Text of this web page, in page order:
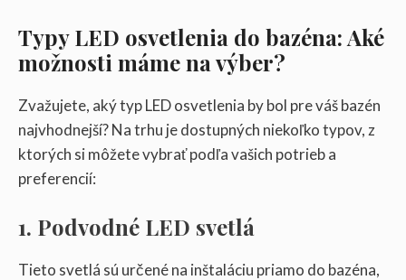
Typy LED osvetlenia do bazéna: Aké
možnosti máme na výber?
Zvažujete, aký typ LED osvetlenia by bol pre váš bazén
najvhodnejší? Na trhu je dostupných niekoľko typov, z
ktorých si môžete vybrať podľa vašich potrieb a
preferencií:
1. Podvodné LED svetlá
Tieto svetlá sú určené na inštaláciu priamo do bazéna,